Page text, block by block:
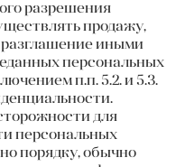
разрешения
продажу,
иными
персональных
п.п. 5.2. и 5.3.
для
персональных
порядку, обычно